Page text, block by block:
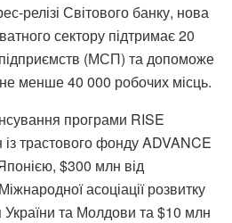
релізі Світового банку, нова
сектору підтримає 20
(МСП) та допоможе
менше 40 000 робочих місць.
програми RISE
трастового фонду ADVANCE
$300 млн від
асоціації розвитку
та Молдови та $10 млн